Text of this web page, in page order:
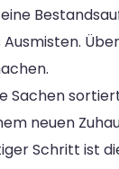
Ausmisten.
Sachen
neuen
Schritt ist